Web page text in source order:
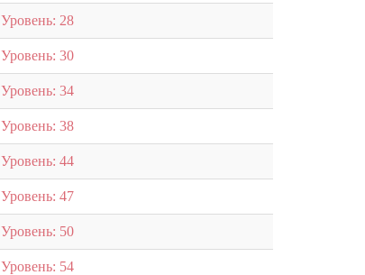
Уровень: 28
Уровень: 30
Уровень: 34
Уровень: 38
Уровень: 44
Уровень: 47
Уровень: 50
Уровень: 54